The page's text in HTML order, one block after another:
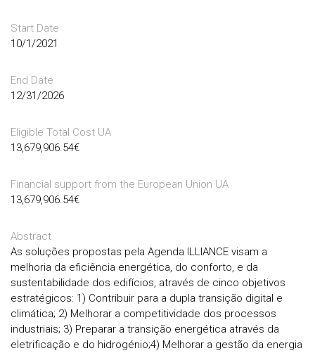
Start Date
10/1/2021
End Date
12/31/2026
Eligible Total Cost UA
13,679,906.54€
Financial support from the European Union UA
13,679,906.54€
Abstract
As soluções propostas pela Agenda ILLIANCE visam a
melhoria da eficiência energética, do conforto, e da
sustentabilidade dos edifícios, através de cinco objetivos
estratégicos: 1) Contribuir para a dupla transição digital e
climática; 2) Melhorar a competitividade dos processos
industriais; 3) Preparar a transição energética através da
eletrificação e do hidrogénio;4) Melhorar a gestão da energia